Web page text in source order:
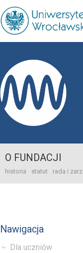
O FUNDACJI
historia statut rada i zarząd
Nawigacja
Dla uczniów